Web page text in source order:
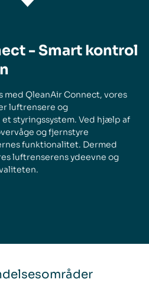
- Smart kontrol
QleanAir Connect, vores
luftrensere og
styringssystem. Ved hjælp af
og fjernstyre
funktionalitet. Dermed
luftrenserens ydeevne og